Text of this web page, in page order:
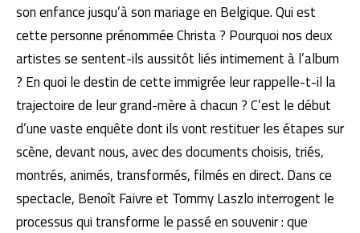
son enfance jusqu’à son mariage en Belgique. Qui est
cette personne prénommée Christa ? Pourquoi nos deux
artistes se sentent-ils aussitôt liés intimement à l’album
? En quoi le destin de cette immigrée leur rappelle-t-il la
trajectoire de leur grand-mère à chacun ? C’est le début
d’une vaste enquête dont ils vont restituer les étapes sur
scène, devant nous, avec des documents choisis, triés,
montrés, animés, transformés, filmés en direct. Dans ce
spectacle, Benoît Faivre et Tommy Laszlo interrogent le
processus qui transforme le passé en souvenir : que